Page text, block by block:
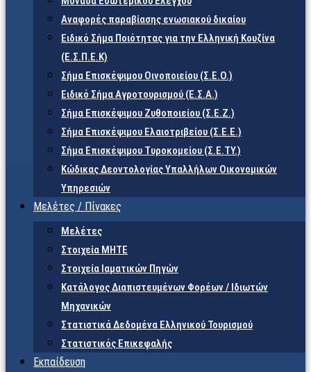
Αναφορές παραβίασης ενωσιακού δικαίου
Ειδικό Σήμα Ποιότητας για την Ελληνική Κουζίνα
(Ε.Σ.Π.Ε.Κ)
Σήμα Επισκέψιμου Οινοποιείου (Σ.Ε.Ο.)
Ειδικό Σήμα Αγροτουρισμού (Ε.Σ.Α.)
Σήμα Επισκέψιμου Ζυθοποιείου (Σ.Ε.Ζ.)
Σήμα Επισκέψιμου Ελαιοτριβείου (Σ.Ε.Ε.)
Σήμα Επισκέψιμου Τυροκομείου (Σ.Ε.TY.)
Κώδικας Δεοντολογίας Υπαλλήλων Οικονομικών
Υπηρεσιών
Μελέτες / Πίνακες
Μελέτες
Στοιχεία ΜΗΤΕ
Στοιχεία Ιαματικών Πηγών
Κατάλογος Διαπιστευμένων Φορέων / Ιδιωτών
Μηχανικών
Στατιστικά Δεδομένα Ελληνικού Τουρισμού
Στατιστικός Επικεφαλής
Εκπαίδευση